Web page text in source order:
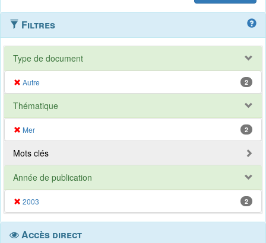
Filtres
Type de document
Autre 2
Thématique
Mer 2
Mots clés
Année de publication
2003 2
Accès direct